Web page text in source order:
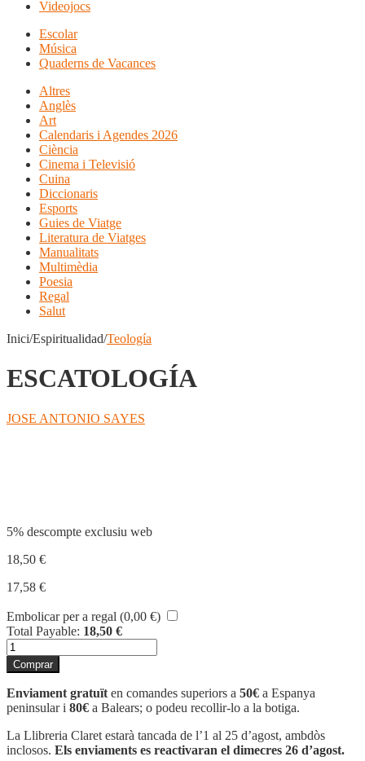
Videojocs
Escolar
Música
Quaderns de Vacances
Altres
Anglès
Art
Calendaris i Agendes 2026
Ciència
Cinema i Televisió
Cuina
Diccionaris
Esports
Guies de Viatge
Literatura de Viatges
Manualitats
Multimèdia
Poesia
Regal
Salut
Inici/Espiritualidad/Teología
ESCATOLOGÍA
JOSE ANTONIO SAYES
5% descompte exclusiu web
18,50 €
17,58 €
Embolicar per a regal (0,00 €)
Total Payable: 18,50 €
quantitat
de
ESCATOLOGÍA
Comprar
Enviament gratuït en comandes superiors a 50€ a Espanya
peninsular i 80€ a Balears; o podeu recollir-lo a la botiga.
La Llibreria Claret estarà tancada de l’1 al 25 d’agost, ambdòs
inclosos. Els enviaments es reactivaran el dimecres 26 d’agost.